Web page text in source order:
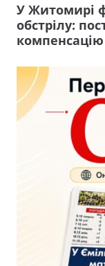
У Житомирі
обстрілу:
компенсацію